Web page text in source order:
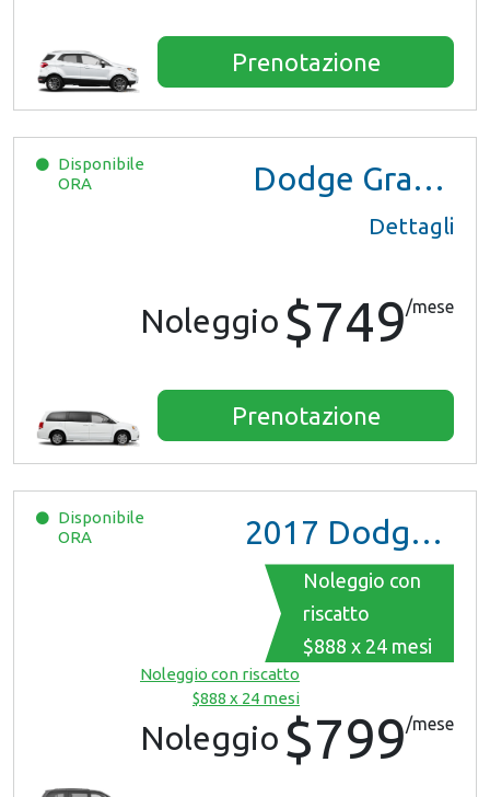
Prenotazione
Disponibile
ORA
Dodge Grand Caravan
Dettagli
Noleggio $749/mese
Prenotazione
Disponibile
ORA
2017 Dodge Grand Caravan GT
Noleggio con
riscatto
$888 x 24 mesi
Noleggio con riscatto
$888 x 24 mesi
Noleggio $799/mese